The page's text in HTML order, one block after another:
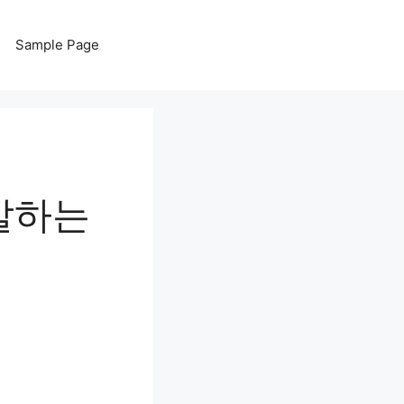
Sample Page
하는